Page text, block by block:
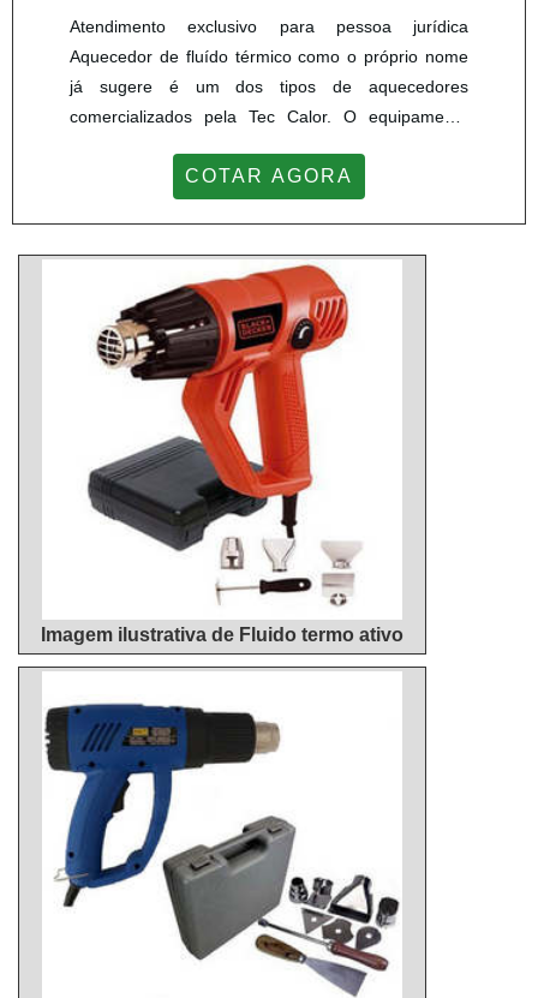
Atendimento exclusivo para pessoa jurídica
Aquecedor de fluído térmico como o próprio nome
já sugere é um dos tipos de aquecedores
comercializados pela Tec Calor. O equipamento
combustível. Existem algumas diferenças entre o
de aquecimento regulada; Não há mudança de
fase, estando sempre na mesma...
COTAR AGORA
Imagem ilustrativa de Fluido termo ativo